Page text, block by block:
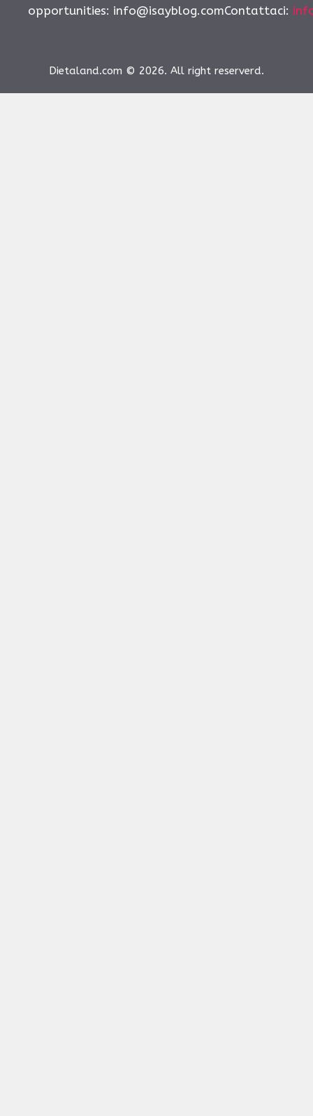
opportunities: info@isayblog.comContattaci:
Dietaland.com © 2026. All right reserverd.